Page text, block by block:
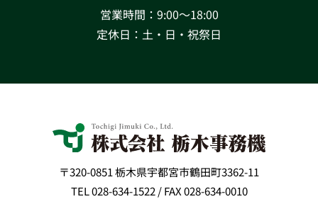
営業時間：9:00〜18:00
定休日：土・日・祝祭日
〒320-0851 栃木県宇都宮市鶴田町3362-11
TEL 028-634-1522 / FAX 028-634-0010